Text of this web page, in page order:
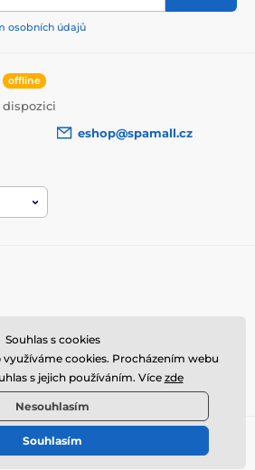
osobních údajů
offline
dispozici
eshop@spamall.cz
⦁ E-shop vytvořila
Souhlas s cookies
využíváme cookies. Procházením webu
s jejich používáním. Více zde
Nesouhlasím
Souhlasím